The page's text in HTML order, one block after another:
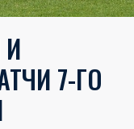
7-ГО